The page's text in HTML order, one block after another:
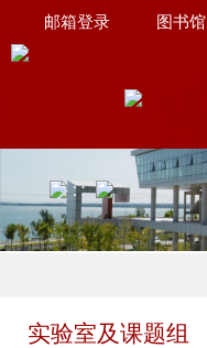
图书馆
邮箱登录
∷
实验室及课题组